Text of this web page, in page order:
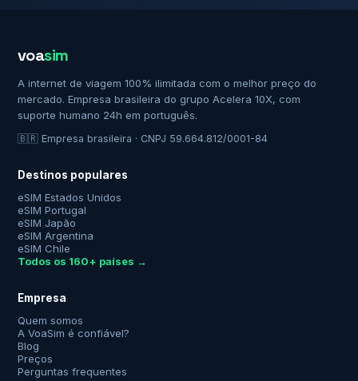
voasim
A internet de viagem 100% ilimitada com o melhor preço do
mercado. Empresa brasileira do grupo Acelera 10X, com
suporte humano 24h em português.
🇧🇷 Empresa brasileira · CNPJ 59.664.812/0001-84
Destinos populares
eSIM Estados Unidos
eSIM Portugal
eSIM Japão
eSIM Argentina
eSIM Chile
Todos os 160+ países →
Empresa
Quem somos
A VoaSim é confiável?
Blog
Preços
Perguntas frequentes